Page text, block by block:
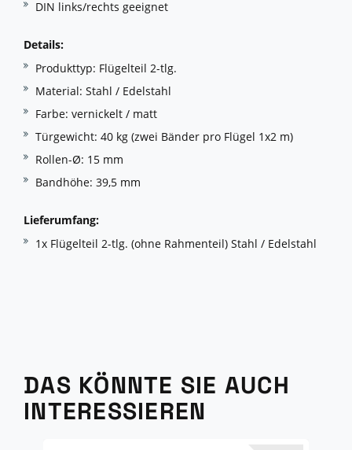
DIN links/rechts geeignet
Details:
Produkttyp: Flügelteil 2-tlg.
Material: Stahl / Edelstahl
Farbe: vernickelt / matt
Türgewicht: 40 kg (zwei Bänder pro Flügel 1x2 m)
Rollen-Ø: 15 mm
Bandhöhe: 39,5 mm
Lieferumfang:
1x Flügelteil 2-tlg. (ohne Rahmenteil) Stahl / Edelstahl
DAS KÖNNTE SIE AUCH
INTERESSIEREN